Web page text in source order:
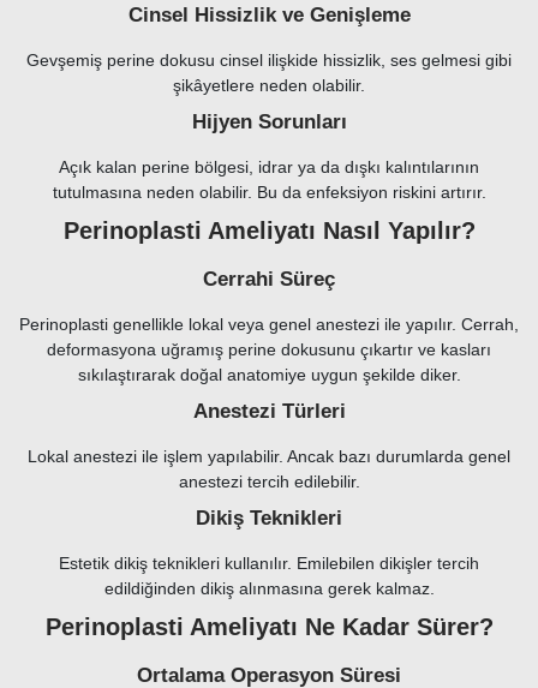
Cinsel Hissizlik ve Genişleme
Gevşemiş perine dokusu cinsel ilişkide hissizlik, ses gelmesi gibi
şikâyetlere neden olabilir.
Hijyen Sorunları
Açık kalan perine bölgesi, idrar ya da dışkı kalıntılarının
tutulmasına neden olabilir. Bu da enfeksiyon riskini artırır.
Perinoplasti Ameliyatı Nasıl Yapılır?
Cerrahi Süreç
Perinoplasti genellikle lokal veya genel anestezi ile yapılır. Cerrah,
deformasyona uğramış perine dokusunu çıkartır ve kasları
sıkılaştırarak doğal anatomiye uygun şekilde diker.
Anestezi Türleri
Lokal anestezi ile işlem yapılabilir. Ancak bazı durumlarda genel
anestezi tercih edilebilir.
Dikiş Teknikleri
Estetik dikiş teknikleri kullanılır. Emilebilen dikişler tercih
edildiğinden dikiş alınmasına gerek kalmaz.
Perinoplasti Ameliyatı Ne Kadar Sürer?
Ortalama Operasyon Süresi